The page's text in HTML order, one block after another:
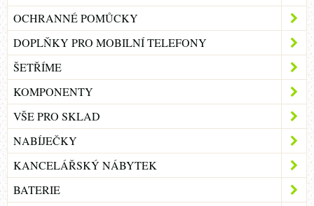
OCHRANNÉ POMŮCKY
DOPLŇKY PRO MOBILNÍ TELEFONY
ŠETŘÍME
KOMPONENTY
VŠE PRO SKLAD
NABÍJEČKY
KANCELÁŘSKÝ NÁBYTEK
BATERIE